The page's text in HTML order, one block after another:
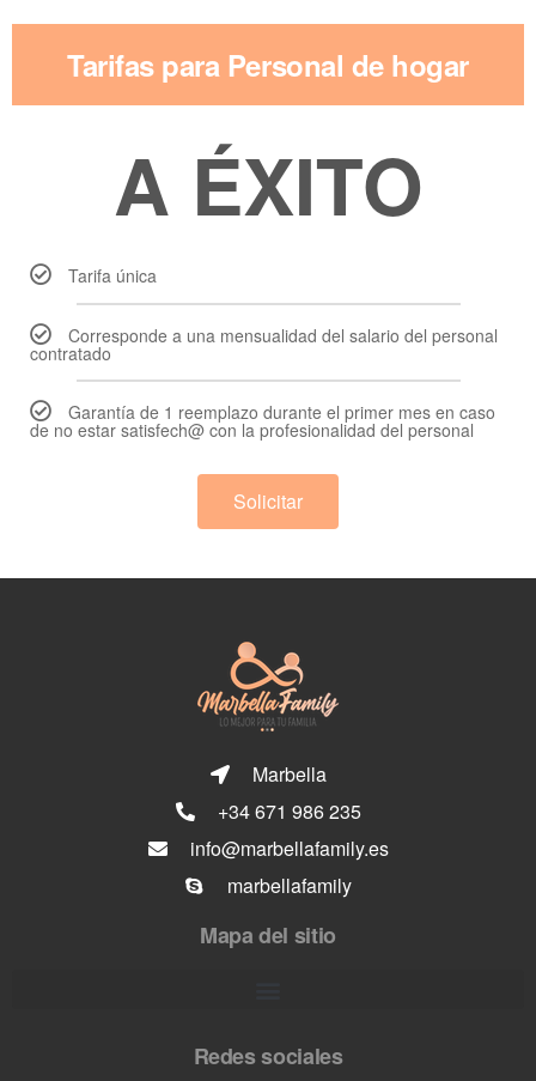
Tarifas para Personal de hogar
A ÉXITO
Tarifa única
Corresponde a una mensualidad del salario del personal
contratado
Garantía de 1 reemplazo durante el primer mes en caso
de no estar satisfech@ con la profesionalidad del personal
Solicitar
Marbella
+34 671 986 235
info@marbellafamily.es
marbellafamily
Mapa del sitio
Redes sociales